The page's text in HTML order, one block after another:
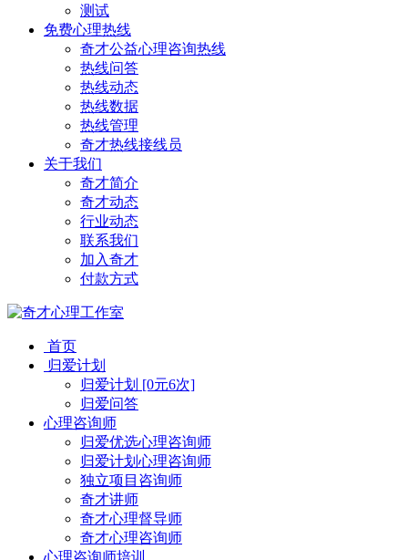
测试
免费心理热线
奇才公益心理咨询热线
热线问答
热线动态
热线数据
热线管理
奇才热线接线员
关于我们
奇才简介
奇才动态
行业动态
联系我们
加入奇才
付款方式
首页
归爱计划
归爱计划 [0元6次]
归爱问答
心理咨询师
归爱优选心理咨询师
归爱计划心理咨询师
独立项目咨询师
奇才讲师
奇才心理督导师
奇才心理咨询师
心理咨询师培训